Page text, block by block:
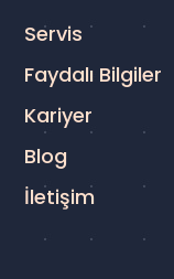
Servis
Faydalı Bilgiler
Kariyer
Blog
İletişim